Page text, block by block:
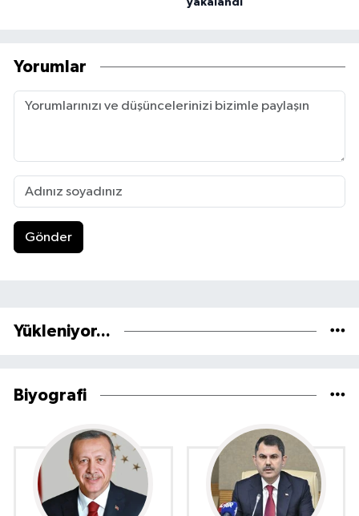
yakalandı
Yorumlar
Gönder
Yükleniyor...
Biyografi